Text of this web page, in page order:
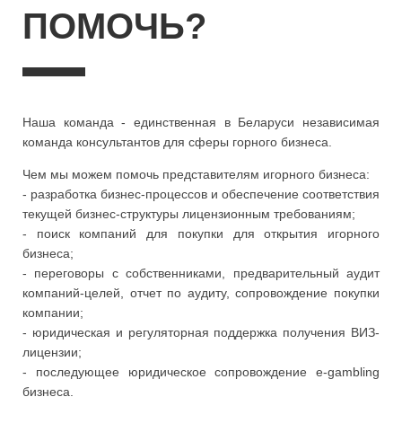
ПОМОЧЬ?
Наша команда - единственная в Беларуси независимая
команда консультантов для сферы горного бизнеса.
Чем мы можем помочь представителям игорного бизнеса:
- разработка бизнес-процессов и обеспечение соответствия
текущей бизнес-структуры лицензионным требованиям;
- поиск компаний для покупки для открытия игорного
бизнеса;
- переговоры с собственниками, предварительный аудит
компаний-целей, отчет по аудиту, сопровождение покупки
компании;
- юридическая и регуляторная поддержка получения ВИЗ-
лицензии;
- последующее юридическое сопровождение e-gambling
бизнеса